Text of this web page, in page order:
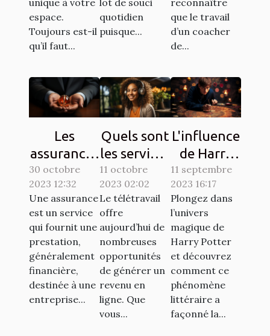
espace.
Toujours est-il
qu’il faut...
quotidien
puisque...
que le travail
d’un coacher
de...
Les
assurances
à souscrire
en France :
lesquelles
sont
exigées ?
30 octobre
2023 12:32
Une assurance
est un service
qui fournit une
prestation,
généralement
financière,
destinée à une
entreprise...
Quels sont
les services
en ligne
pour se
faire de
l'argent en
télétravail
?
11 octobre
2023 02:02
Le télétravail
offre
aujourd’hui de
nombreuses
opportunités
de générer un
revenu en
ligne. Que
vous...
L'influence
de Harry
Potter sur
la culture
populaire à
travers les
chasses au
trésor
11 septembre
2023 16:17
Plongez dans
l’univers
magique de
Harry Potter
et découvrez
comment ce
phénomène
littéraire a
façonné la...